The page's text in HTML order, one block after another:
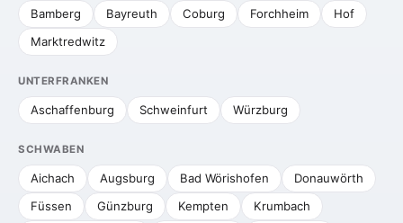
Bamberg Bayreuth Coburg Forchheim
Hof
Marktredwitz
UNTERFRANKEN
Aschaffenburg Schweinfurt Würzburg
SCHWABEN
Aichach Augsburg Bad Wörishofen
Donauwörth
Füssen
Günzburg Kempten Krumbach